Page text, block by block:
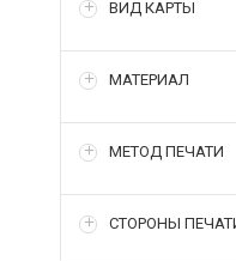
ВИД КАРТЫ
МАТЕРИАЛ
МЕТОД ПЕЧАТИ
СТОРОНЫ